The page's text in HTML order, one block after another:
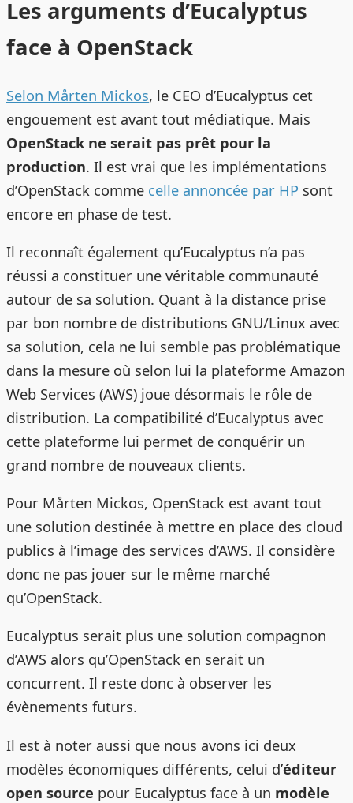
Les arguments d’Eucalyptus
face à OpenStack
Selon Mårten Mickos, le CEO d’Eucalyptus cet
engouement est avant tout médiatique. Mais
OpenStack ne serait pas prêt pour la
production. Il est vrai que les implémentations
d’OpenStack comme celle annoncée par HP sont
encore en phase de test.
Il reconnaît également qu’Eucalyptus n’a pas
réussi a constituer une véritable communauté
autour de sa solution. Quant à la distance prise
par bon nombre de distributions GNU/Linux avec
sa solution, cela ne lui semble pas problématique
dans la mesure où selon lui la plateforme Amazon
Web Services (AWS) joue désormais le rôle de
distribution. La compatibilité d’Eucalyptus avec
cette plateforme lui permet de conquérir un
grand nombre de nouveaux clients.
Pour Mårten Mickos, OpenStack est avant tout
une solution destinée à mettre en place des cloud
publics à l’image des services d’AWS. Il considère
donc ne pas jouer sur le même marché
qu’OpenStack.
Eucalyptus serait plus une solution compagnon
d’AWS alors qu’OpenStack en serait un
concurrent. Il reste donc à observer les
évènements futurs.
Il est à noter aussi que nous avons ici deux
modèles économiques différents, celui d’éditeur
open source pour Eucalyptus face à un modèle